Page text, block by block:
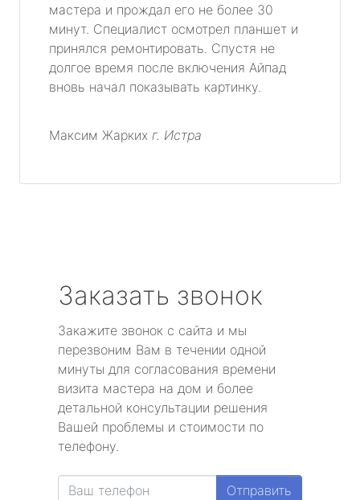
мастера и прождал его не более 30
минут. Специалист осмотрел планшет и
принялся ремонтировать. Спустя не
долгое время после включения Айпад
вновь начал показывать картинку.
Максим Жарких г. Истра
Заказать звонок
Закажите звонок с сайта и мы
перезвоним Вам в течении одной
минуты для согласования времени
визита мастера на дом и более
детальной консультации решения
Вашей проблемы и стоимости по
телефону.
Отправить